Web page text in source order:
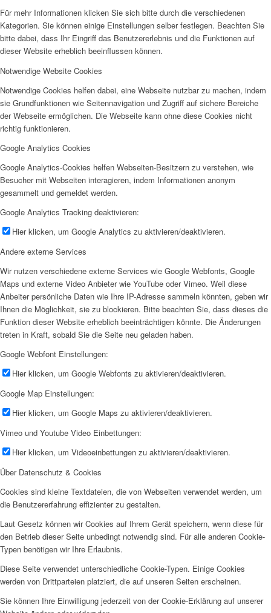
Für mehr Informationen klicken Sie sich bitte durch die verschiedenen
Kategorien. Sie können einige Einstellungen selber festlegen. Beachten Sie
bitte dabei, dass Ihr Eingriff das Benutzererlebnis und die Funktionen auf
dieser Website erheblich beeinflussen können.
Notwendige Website Cookies
Notwendige Cookies helfen dabei, eine Webseite nutzbar zu machen, indem
sie Grundfunktionen wie Seitennavigation und Zugriff auf sichere Bereiche
der Webseite ermöglichen. Die Webseite kann ohne diese Cookies nicht
richtig funktionieren.
Google Analytics Cookies
Google Analytics-Cookies helfen Webseiten-Besitzern zu verstehen, wie
Besucher mit Webseiten interagieren, indem Informationen anonym
gesammelt und gemeldet werden.
Google Analytics Tracking deaktivieren:
Hier klicken, um Google Analytics zu aktivieren/deaktivieren.
Andere externe Services
Wir nutzen verschiedene externe Services wie Google Webfonts, Google
Maps und externe Video Anbieter wie YouTube oder Vimeo. Weil diese
Anbeiter persönliche Daten wie Ihre IP-Adresse sammeln könnten, geben wir
Ihnen die Möglichkeit, sie zu blockieren. Bitte beachten Sie, dass dieses die
Funktion dieser Website erheblich beeinträchtigen könnte. Die Änderungen
treten in Kraft, sobald Sie die Seite neu geladen haben.
Google Webfont Einstellungen:
Hier klicken, um Google Webfonts zu aktivieren/deaktivieren.
Google Map Einstellungen:
Hier klicken, um Google Maps zu aktivieren/deaktivieren.
Vimeo und Youtube Video Einbettungen:
Hier klicken, um Videoeinbettungen zu aktivieren/deaktivieren.
Über Datenschutz & Cookies
Cookies sind kleine Textdateien, die von Webseiten verwendet werden, um
die Benutzererfahrung effizienter zu gestalten.
Laut Gesetz können wir Cookies auf Ihrem Gerät speichern, wenn diese für
den Betrieb dieser Seite unbedingt notwendig sind. Für alle anderen Cookie-
Typen benötigen wir Ihre Erlaubnis.
Diese Seite verwendet unterschiedliche Cookie-Typen. Einige Cookies
werden von Drittparteien platziert, die auf unseren Seiten erscheinen.
Sie können Ihre Einwilligung jederzeit von der Cookie-Erklärung auf unserer